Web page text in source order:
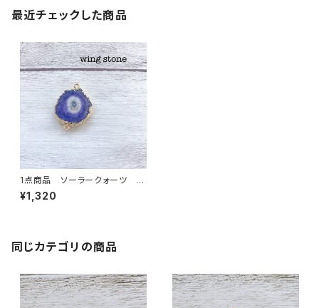
最近チェックした商品
1点商品 ソーラークォーツ 2
カン パープル
¥1,320
同じカテゴリの商品